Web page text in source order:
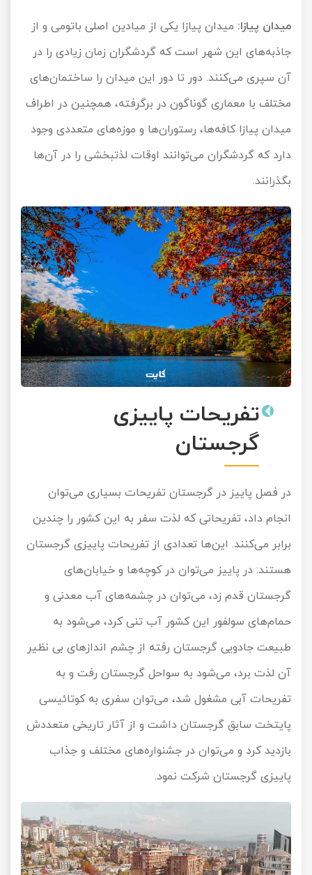
میدان پیازا: میدان پیازا یکی از میادین اصلی باتومی و از
جاذبه‌های این شهر است که گردشگران زمان زیادی را در
آن سپری می‌کنند. دور تا دور این میدان را ساختمان‌های
مختلف با معماری گوناگون در برگرفته، همچنین در اطراف
میدان پیازا کافه‌ها، رستوران‌ها و موزه‌های متعددی وجود
دارد که گردشگران می‌توانند اوقات لذتبخشی را در آن‌ها
بگذرانند.
تفریحات پاییزی
گرجستان
در فصل پاییز در گرجستان تفریحات بسیاری می‌توان
انجام داد، تفریحاتی که لذت سفر به این کشور را چندین
برابر می‌کنند. این‌ها تعدادی از تفریحات پاییزی گرجستان
هستند: در پاییز می‌توان در کوچه‌ها و خیابان‌های
گرجستان قدم زد، می‌توان در چشمه‌های آب معدنی و
حمام‌های سولفور این کشور آب تنی کرد، می‌شود به
طبیعت جادویی گرجستان رفته از چشم اندازهای بی نظیر
آن لذت برد، می‌شود به سواحل گرجستان رفت و به
تفریحات آبی مشغول شد، می‌توان سفری به کوتائیسی
پایتخت سابق گرجستان داشت و از آثار تاریخی متعددش
بازدید کرد و می‌توان در جشنواره‌های مختلف و جذاب
پاییزی گرجستان شرکت نمود.